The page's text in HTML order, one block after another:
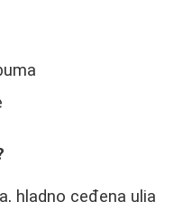
hladno ceđena ulja